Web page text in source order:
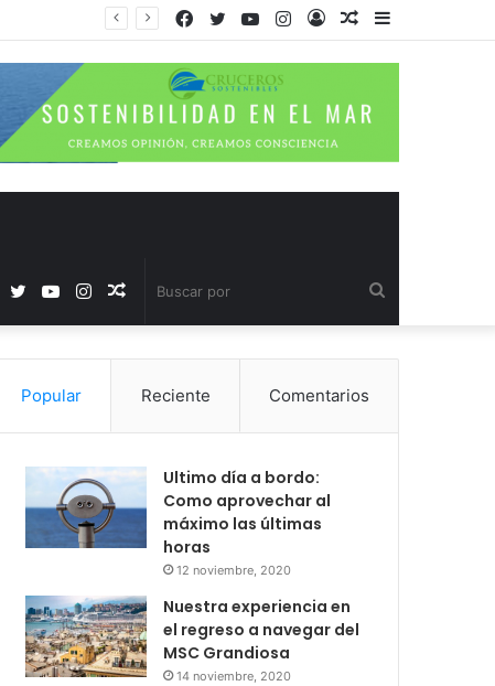
Barra
Publicación
Acceso
Instagram
YouTube
Twitter
Facebook
por
Publicación
al
Instagram
YouTube
Twitter
Popular Reciente Comentarios
Ultimo día a bordo:
Como aprovechar al
máximo las últimas
horas
12 noviembre, 2020
Nuestra experiencia en
el regreso a navegar del
MSC Grandiosa
14 noviembre, 2020